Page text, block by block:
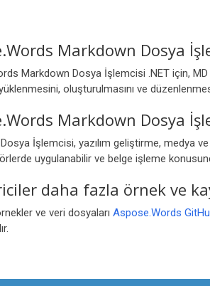
Markdown Dosya
Markdown Dosya İşlemcisi .NET için,
oluşturulmasını ve
Markdown Dosya
İşlemcisi, yazılım geliştirme, medya
uygulanabilir ve belge işleme
daha fazla örnek ve
ve veri dosyaları Aspose.Words